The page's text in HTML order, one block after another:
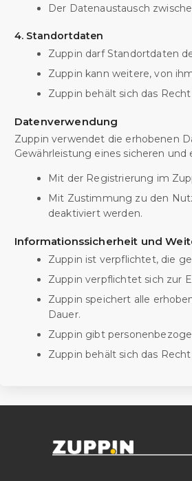
Der Datenaustausch
4. Standortdaten
Zuppin darf Standortdaten
Zuppin kann weitere, von
Zuppin behält sich das
Datenverwendung
Zuppin verwendet die erhobenen
Gewährleistung eines sicheren
Mit der Registrierung im
Mit Zustimmung zu den
deaktiviert werden.
Informationssicherheit und
Zuppin ist verpflichtet, die
Zuppin verpflichtet sich zur
Zuppin speichert alle
Dauer.
Zuppin gibt
Zuppin behält sich das